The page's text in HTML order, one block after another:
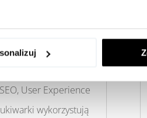
SEO, User Experience
wykorzystują